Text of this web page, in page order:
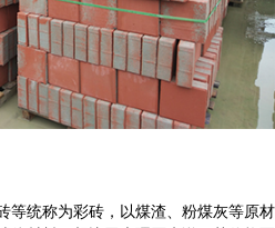
等统称为彩砖，以煤渣、粉煤灰等原材